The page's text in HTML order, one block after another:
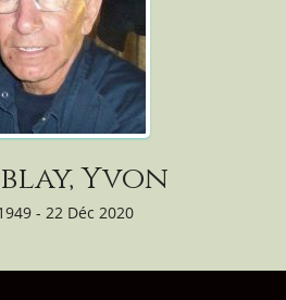
Yvon
- 22 Déc 2020